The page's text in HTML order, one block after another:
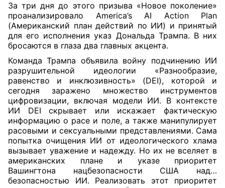
За три дня до этого призыва «Новое поколение»
проанализировало America’s AI Action Plan
(Американский план действий по ИИ) и принятый
для его исполнения указ Дональда Трампа. В них
бросаются в глаза два главных акцента.
Команда Трампа объявила войну подчинению ИИ
разрушительной идеологии «Разнообразие,
равенство и инклюзивность» (DEI), которой и
сегодня заражено множество инструментов
цифровизации, включая модели ИИ. В контексте
ИИ DEI скрывает или искажает фактическую
информацию о расе и поле, а также манипулирует
расовыми и сексуальными представлениями. Сама
попытка очищения ИИ от идеологического хлама
вызывает уважение и надежду. Но их не вселяет в
американских плане и указе приоритет
Вашингтона нацбезопасности США над…
безопасностью ИИ. Реализовать этот приоритет